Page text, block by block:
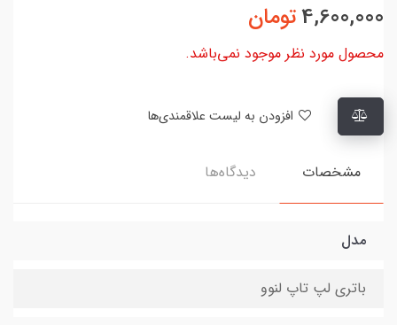
4,600,000تومان
محصول مورد نظر موجود نمی‌باشد.
مشخصات دیدگاه‌ها
مدل
باتری لپ تاپ لنوو